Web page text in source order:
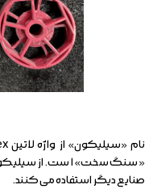
«سنگ سخت» است. از سیلیکون
صنایع دیگر استفاده می کنند.